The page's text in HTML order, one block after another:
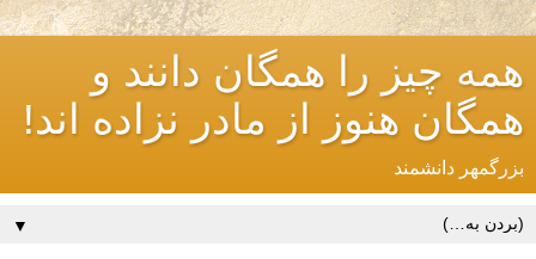
همه چیز را همگان دانند و
همگان هنوز از مادر نزاده اند!
بزرگمهر دانشمند
▼